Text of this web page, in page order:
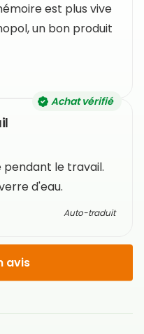
est plus vive
un bon produit
Achat vérifié
pendant le travail.
d'eau.
Auto-traduit
avis